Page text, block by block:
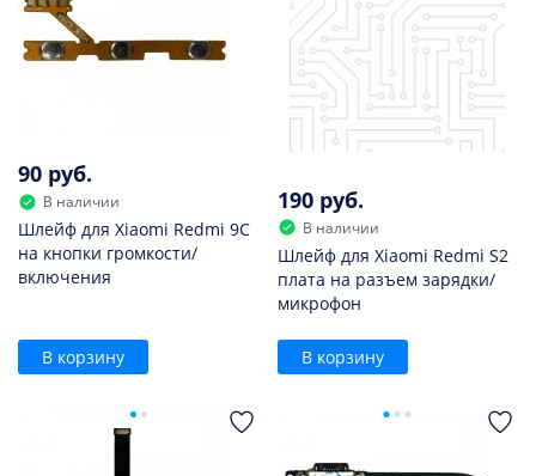
90 руб.
В наличии
Шлейф для Xiaomi Redmi 9C
на кнопки громкости/
включения
В корзину
190 руб.
В наличии
Шлейф для Xiaomi Redmi S2
плата на разъем зарядки/
микрофон
В корзину